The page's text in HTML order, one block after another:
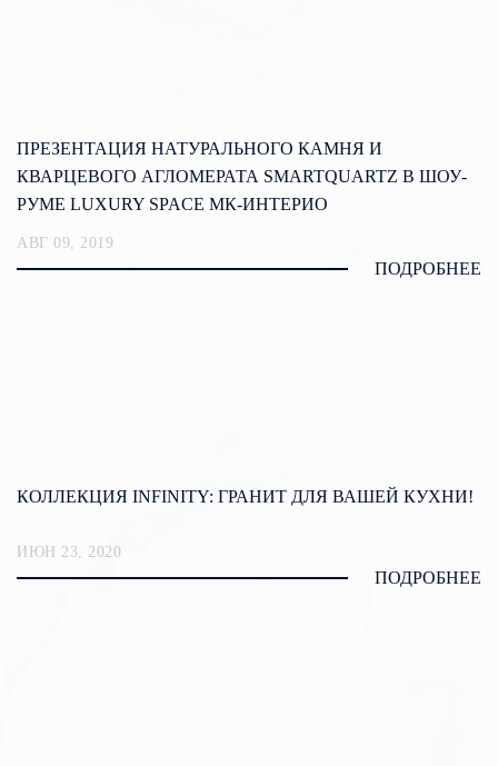
ПРЕЗЕНТАЦИЯ НАТУРАЛЬНОГО КАМНЯ И
КВАРЦЕВОГО АГЛОМЕРАТА SMARTQUARTZ В ШОУ-
РУМЕ LUXURY SPACE МК-ИНТЕРИО
АВГ 09, 2019
ПОДРОБНЕЕ
КОЛЛЕКЦИЯ INFINITY: ГРАНИТ ДЛЯ ВАШЕЙ КУХНИ!
ИЮН 23, 2020
ПОДРОБНЕЕ